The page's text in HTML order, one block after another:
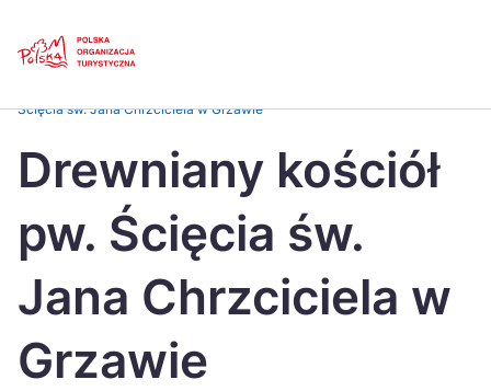
Česká
Dansk
Italiano
Nederlands
Ścięcia św. Jana Chrzciciela w Grzawie
Drewniany kościół
pw. Ścięcia św.
Jana Chrzciciela w
Grzawie